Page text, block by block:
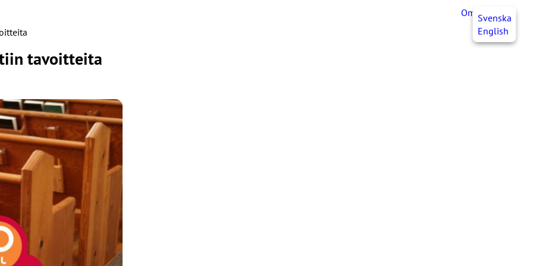
OmaJHLSvenska
English
tavoitteita